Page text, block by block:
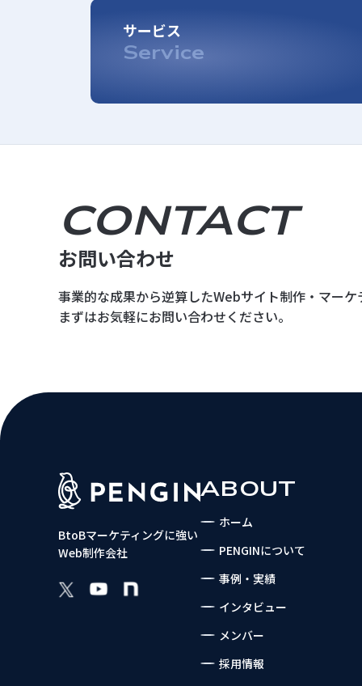
サービス
Service
CONTACT
お問い合わせ
事業的な成果から逆算したWebサイト制作・マーケ
まずはお気軽にお問い合わせください。
BtoBマーケティングに強い
Web制作会社
ABOUT
ホーム
PENGINについて
事例・実績
インタビュー
メンバー
採用情報